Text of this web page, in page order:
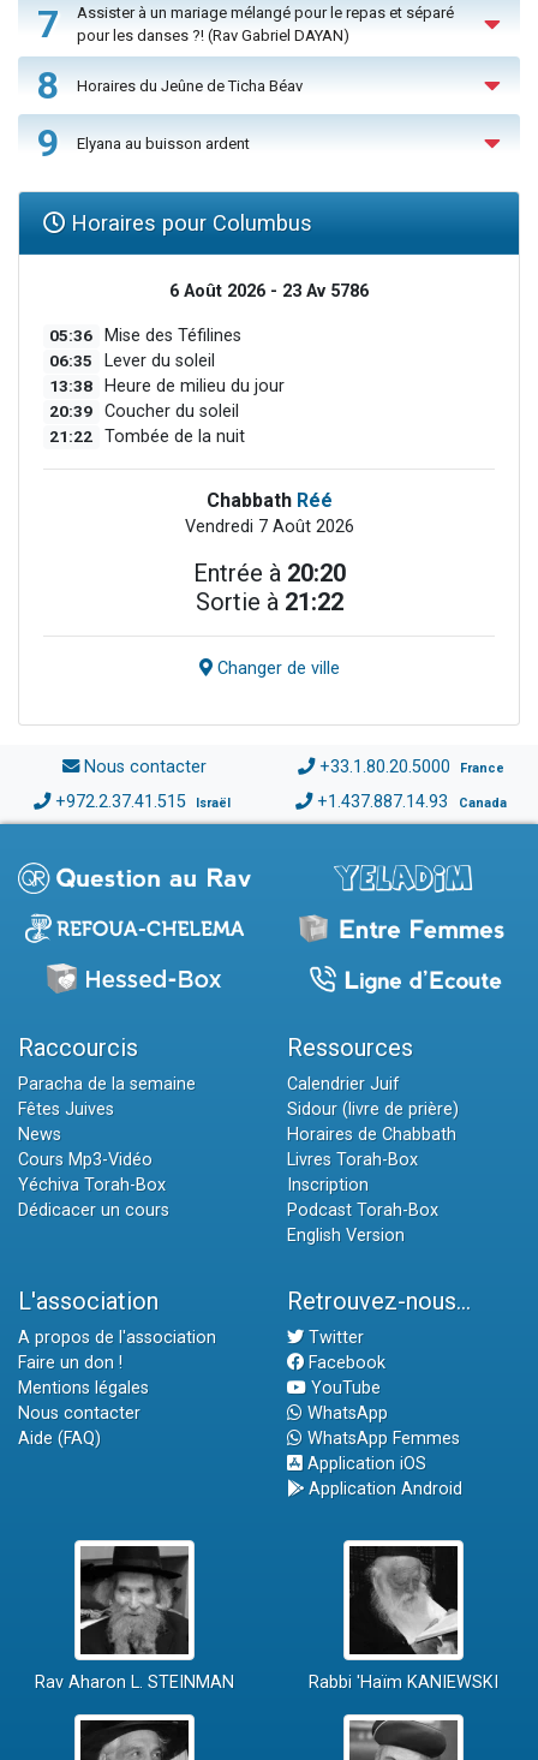
7
Assister à un mariage mélangé pour le repas et séparé
pour les danses ?! (Rav Gabriel DAYAN)
8 Horaires du Jeûne de Ticha Béav
9 Elyana au buisson ardent
Horaires pour Columbus
6 Août 2026 - 23 Av 5786
05:36 Mise des Téfilines
06:35 Lever du soleil
13:38 Heure de milieu du jour
20:39 Coucher du soleil
21:22 Tombée de la nuit
Chabbath Réé
Vendredi 7 Août 2026
Entrée à 20:20
Sortie à 21:22
Changer de ville
Nous contacter +33.1.80.20.5000 France
+972.2.37.41.515 Israël +1.437.887.14.93 Canada
Raccourcis
Paracha de la semaine
Fêtes Juives
News
Cours Mp3-Vidéo
Yéchiva Torah-Box
Dédicacer un cours
Ressources
Calendrier Juif
Sidour (livre de prière)
Horaires de Chabbath
Livres Torah-Box
Inscription
Podcast Torah-Box
English Version
L'association
A propos de l'association
Faire un don !
Mentions légales
Nous contacter
Aide (FAQ)
Retrouvez-nous...
Twitter
Facebook
YouTube
WhatsApp
WhatsApp Femmes
Application iOS
Application Android
Rav Aharon L. STEINMAN Rabbi 'Haïm KANIEWSKI